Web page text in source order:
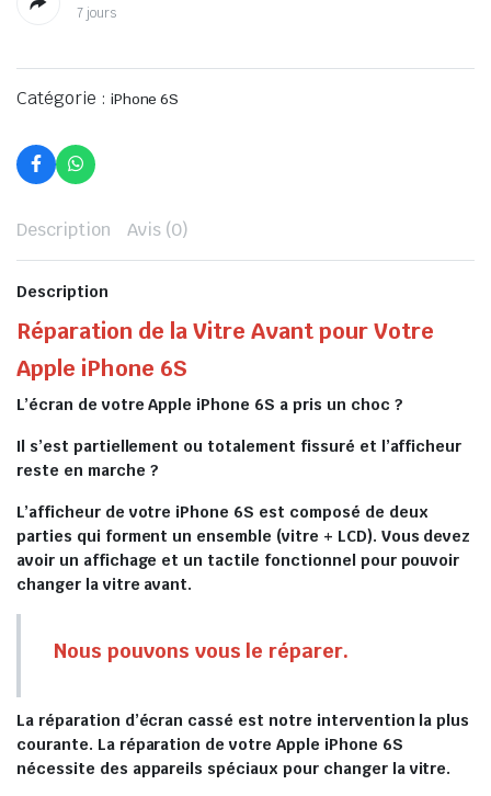
7 jours
Catégorie : iPhone 6S
Description Avis (0)
Description
Réparation de la Vitre Avant pour Votre
Apple iPhone 6S
L’écran de votre Apple iPhone 6S a pris un choc ?
Il s’est partiellement ou totalement fissuré et l’afficheur
reste en marche ?
L’afficheur de votre iPhone 6S est composé de deux
parties qui forment un ensemble (vitre + LCD). Vous devez
avoir un affichage et un tactile fonctionnel pour pouvoir
changer la vitre avant.
Nous pouvons vous le réparer.
La réparation d’écran cassé est notre intervention la plus
courante. La réparation de votre Apple iPhone 6S
nécessite des appareils spéciaux pour changer la vitre.